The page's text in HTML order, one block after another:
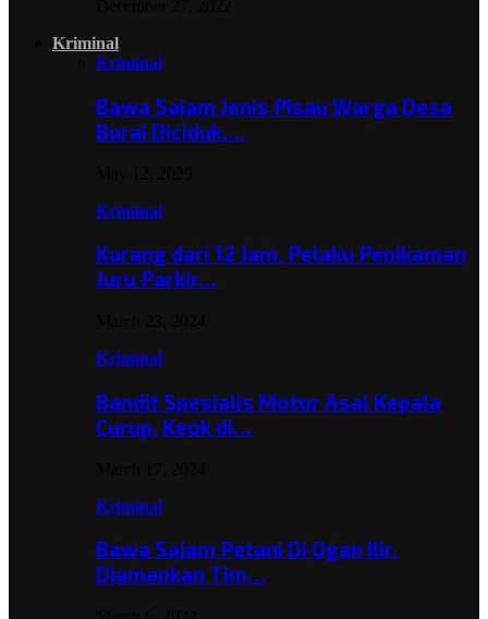
Kriminal
Kriminal
Bawa Sajam Jenis Pisau Warga Desa
Burai Diciduk,…
Kriminal
Kurang dari 12 Jam, Pelaku Penikaman
Juru Parkir…
Kriminal
Bandit Spesialis Motor Asal Kepala
Curup, Keok di…
Kriminal
Bawa Sajam Petani Di Ogan Ilir,
Diamankan Tim…